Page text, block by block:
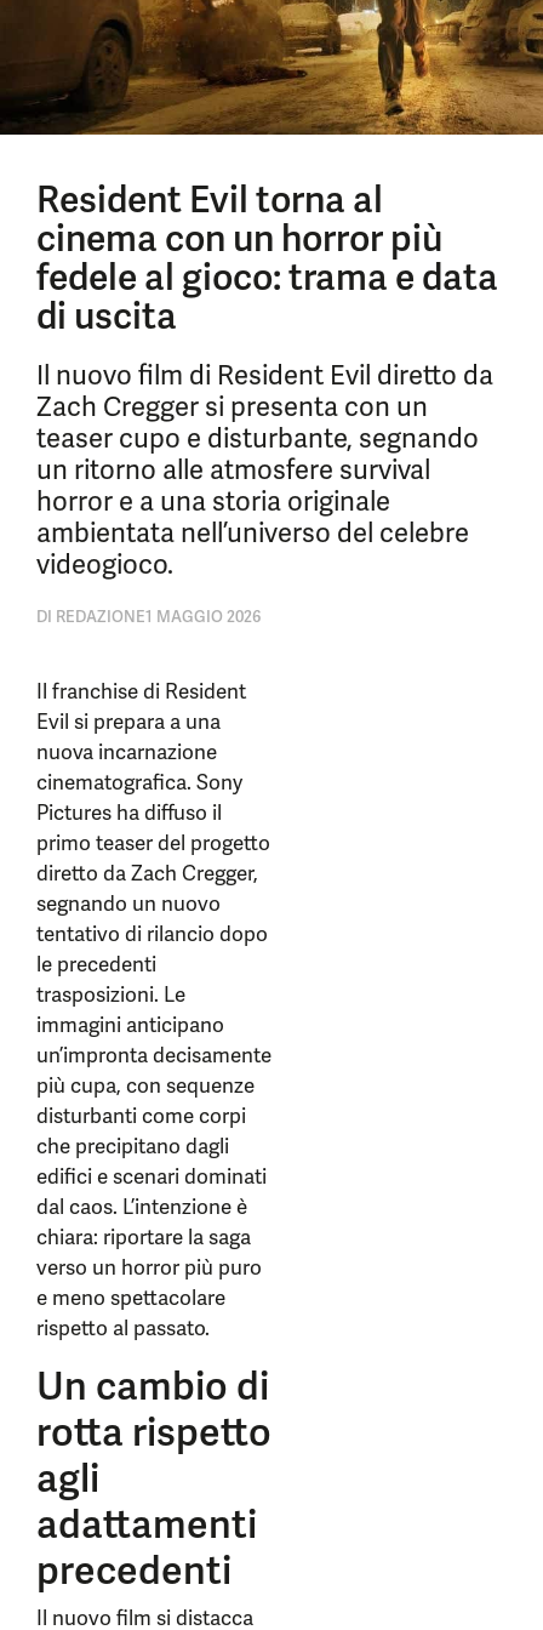
Resident Evil torna al
cinema con un horror più
fedele al gioco: trama e data
di uscita
Il nuovo film di Resident Evil diretto da
Zach Cregger si presenta con un
teaser cupo e disturbante, segnando
un ritorno alle atmosfere survival
horror e a una storia originale
ambientata nell’universo del celebre
videogioco.
DI REDAZIONE1 MAGGIO 2026
Il franchise di Resident
Evil si prepara a una
nuova incarnazione
cinematografica. Sony
Pictures ha diffuso il
primo teaser del progetto
diretto da Zach Cregger,
segnando un nuovo
tentativo di rilancio dopo
le precedenti
trasposizioni. Le
immagini anticipano
un’impronta decisamente
più cupa, con sequenze
disturbanti come corpi
che precipitano dagli
edifici e scenari dominati
dal caos. L’intenzione è
chiara: riportare la saga
verso un horror più puro
e meno spettacolare
rispetto al passato.
Un cambio di
rotta rispetto
agli
adattamenti
precedenti
Il nuovo film si distacca